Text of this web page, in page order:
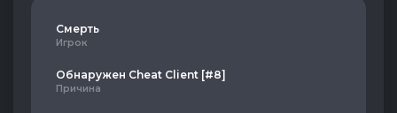
Смерть
Игрок
Обнаружен Cheat Client [#8]
Причина